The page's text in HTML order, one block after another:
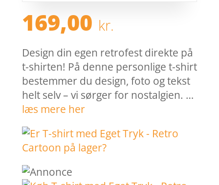
169,00 kr.
Design din egen retrofest direkte på
t-shirten! På denne personlige t-shirt
bestemmer du design, foto og tekst
helt selv – vi sørger for nostalgien. …
læs mere her